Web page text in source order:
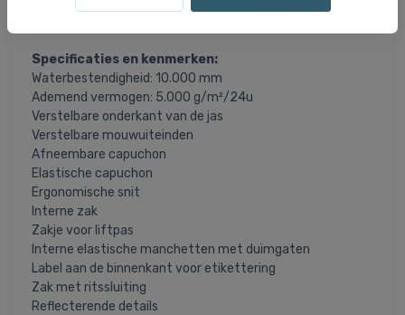
Specificaties en kenmerken:
Waterbestendigheid: 10.000 mm
Ademend vermogen: 5.000 g/m²/24u
Verstelbare onderkant van de jas
Verstelbare mouwuiteinden
Afneembare capuchon
Elastische capuchon
Ergonomische snit
Interne zak
Zakje voor liftpas
Interne elastische manchetten met duimgaten
Label aan de binnenkant voor etikettering
Zak met ritssluiting
Reflecterende details